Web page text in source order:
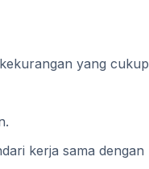
yang cukup
kerja sama dengan